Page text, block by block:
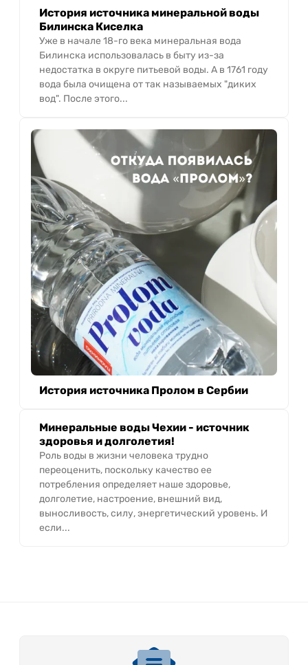
История источника минеральной воды
Билинска Киселка
Уже в начале 18-го века минеральная вода
Билинска использовалась в быту из-за
недостатка в округе питьевой воды. А в 1761 году
вода была очищена от так называемых "диких
вод". После этого...
История источника Пролом в Сербии
Минеральные воды Чехии - источник
здоровья и долголетия!
Роль воды в жизни человека трудно
переоценить, поскольку качество ее
потребления определяет наше здоровье,
долголетие, настроение, внешний вид,
выносливость, силу, энергетический уровень. И
если...